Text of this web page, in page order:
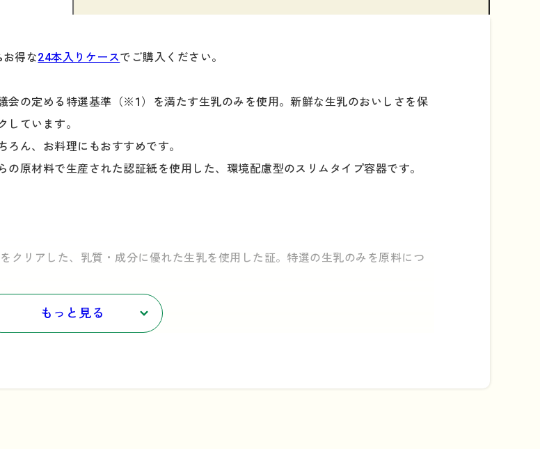
得な24本入りケースでご購入ください。
会の定める特選基準（※1）を満たす生乳のみを使用。新鮮な生乳のおいしさを保
ています。
ん、お料理にもおすすめです。
原材料で生産された認証紙を使用した、環境配慮型のスリムタイプ容器です。
リアした、乳質・成分に優れた生乳を使用した証。特選の生乳のみを原料につ
もっと見る